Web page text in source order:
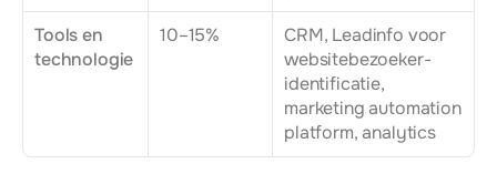
Tools en
technologie
10–15%
CRM, Leadinfo voor
websitebezoeker-
identificatie,
marketing automation
platform, analytics